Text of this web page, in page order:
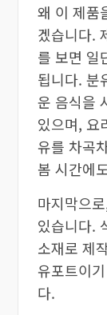
왜 이 제품
겠습니다.
를 보면 일
됩니다. 분
운 음식을
있으며, 요
유를 차곡
봄 시간에
마지막으
있습니다.
소재로 제
유포트이
다.